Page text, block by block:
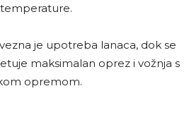
temperature.
je upotreba lanaca, dok se
maksimalan oprez i vožnja s
opremom.